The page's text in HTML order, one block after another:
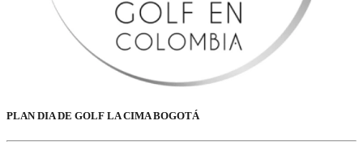
PLAN DIA DE GOLF LA CIMA BOGOTÁ